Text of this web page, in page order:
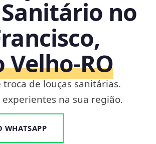
no
de louças sanitárias.
experientes na sua região.
WHATSAPP